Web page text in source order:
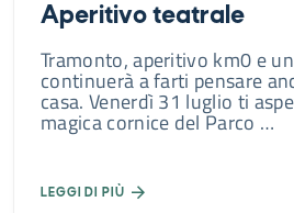
Aperitivo teatrale
Tramonto, aperitivo km0 e
continuerà a farti pensare
casa. Venerdì 31 luglio ti
magica cornice del Parco …
LEGGI DI PIÙ